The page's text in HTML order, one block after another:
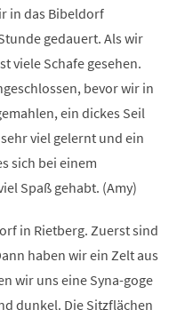
in das Bibeldorf
gedauert. Als wir
viele Schafe gesehen.
bevor wir in
ein dickes Seil
viel gelernt und ein
sich bei einem
Spaß gehabt. (Amy)
in Rietberg. Zuerst sind
haben wir ein Zelt aus
wir uns eine Syna-goge
dunkel. Die Sitzflächen